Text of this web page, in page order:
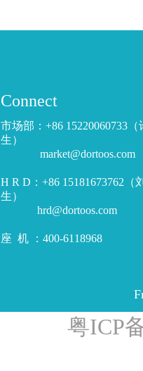
Connect
市场部：+86 15220060733（
生）
market@dortoos.com
H R D：+86 15181673762（
生）
hrd@dortoos.com
座 机 ：400-6118968
粤ICP